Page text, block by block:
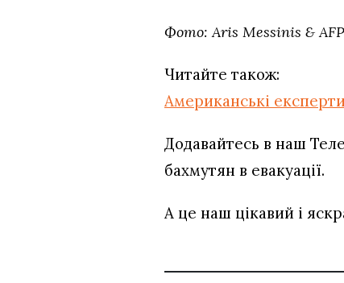
Фото: Aris Messinis & AFP
Читайте також:
Американські
Додавайтесь в наш
бахмутян в евакуації.
А це наш цікавий і